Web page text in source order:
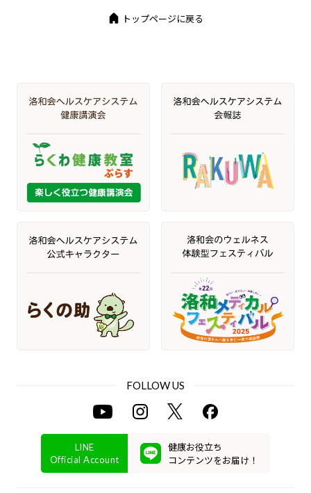
トップページに戻る
FOLLOW US
LINE
Official Account
健康お役立ち
コンテンツをお届け！